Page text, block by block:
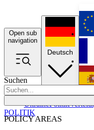
Open sub
navigation
Suchen
POLICY AREAS
UkrainePolitik
Deutsch
POLITIK